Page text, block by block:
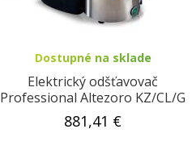
Dostupné na sklade
Elektrický odšťavovač
Professional Altezoro KZ/CL/G
10000
881,41 €